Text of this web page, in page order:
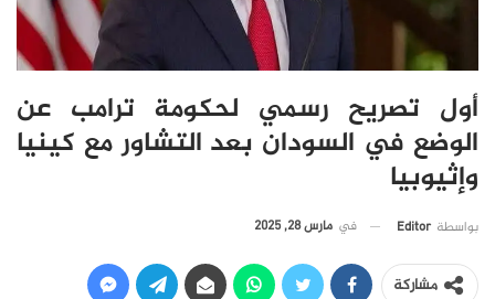
أول تصريح رسمي لحكومة ترامب عن
الوضع في السودان بعد التشاور مع كينيا
وإثيوبيا
بواسطة Editor في مارس 28, 2025
مشاركة